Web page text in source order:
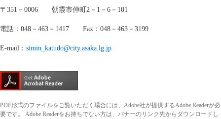
〒351－0006 朝霞市仲町2－1－6－101
電話：048－463－1417 Fax：048－463－3199
E-mail： simin_katudo@city.asaka.lg.jp
PDF形式のファイルをご覧いただく場合には、Adobe社が提供するAdobe Readerが必
要です。
Adobe Readerをお持ちでない方は、バナーのリンク先からダウンロードし